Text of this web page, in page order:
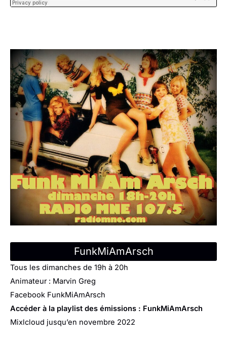
FunkMiAmArsch
Tous les dimanches de 19h à 20h
Animateur : Marvin Greg
Facebook FunkMiAmArsch
Accéder à la playlist des émissions : FunkMiAmArsch
Mixlcloud jusqu’en novembre 2022